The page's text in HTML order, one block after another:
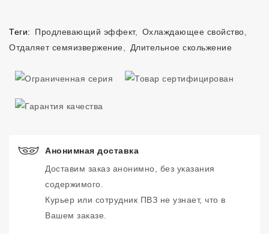
Теги: Продлевающий эффект, Охлаждающее свойство
Отдаляет семяизвержение
Длительное скольжение
Анонимная доставка
Доставим заказ анонимно, без указания
содержимого.
Курьер или сотрудник ПВЗ не узнает, что в
Вашем заказе.